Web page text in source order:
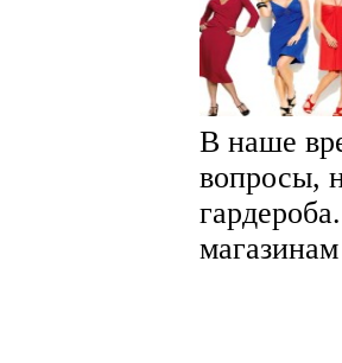
В наше
вопросы,